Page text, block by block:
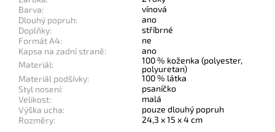
Barva:
vínová
Dlouhý popruh:
ano
Doplňky:
stříbrné
Formát A4:
ne
Kapsa na zadní straně:
ano
Materiál:
100 % koženka (polyester,
polyuretan)
Materiál podšívky:
100 % látka
Styl nosení:
psaníčko
Velikost:
malá
Výška ucha:
pouze dlouhý popruh
Rozměry:
24,3 x 15 x 4 cm